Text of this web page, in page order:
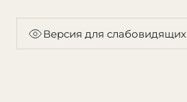
Версия для слабовидящих